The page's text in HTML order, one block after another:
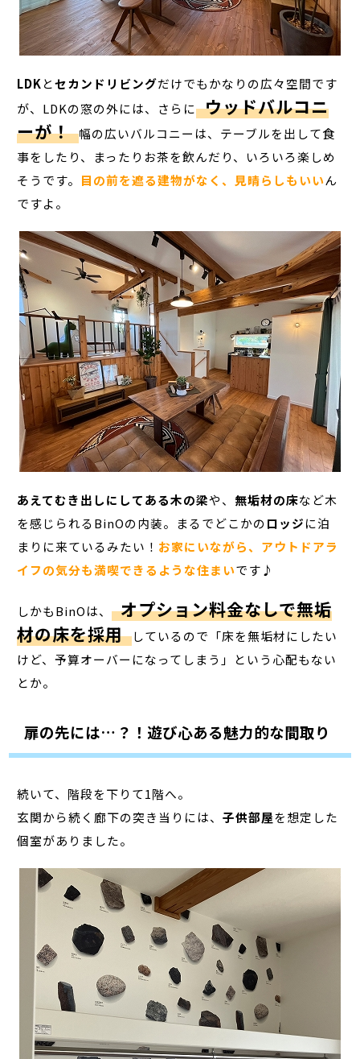
LDKとセカンドリビングだけでもかなりの広々空間です
が、LDKの窓の外には、さらに ウッドバルコニ
ーが！ 幅の広いバルコニーは、テーブルを出して食
事をしたり、まったりお茶を飲んだり、いろいろ楽しめ
そうです。 目の前を遮る建物がなく、見晴らしもいいん
ですよ。
あえてむき出しにしてある木の梁や、 無垢材の床など木
を感じられるBinOの内装。まるでどこかの ロッジに泊
まりに来ているみたい！ お家にいながら、アウトドアラ
イフの気分も満喫できるような住まいです♪
しかもBinOは、 オプション料金なしで無垢
材の床を採用 しているので「床を無垢材にしたい
けど、予算オーバーになってしまう」という心配もない
とか。
扉の先には…？！遊び心ある魅力的な間取り
続いて、階段を下りて1階へ。
玄関から続く廊下の突き当りには、子供部屋を想定した
個室がありました。